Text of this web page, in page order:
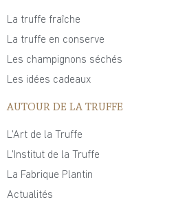
La truffe fraîche
La truffe en conserve
Les champignons séchés
Les idées cadeaux
AUTOUR DE LA TRUFFE
L'Art de la Truffe
L'Institut de la Truffe
La Fabrique Plantin
Actualités